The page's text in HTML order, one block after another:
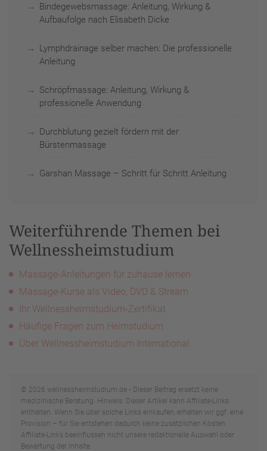
Bindegewebsmassage: Anleitung, Wirkung &
Aufbaufolge nach Elisabeth Dicke
Lymphdrainage selber machen: Die professionelle
Anleitung
Schröpfmassage: Anleitung, Wirkung &
professionelle Anwendung
Durchblutung gezielt fördern mit der
Bürstenmassage
Garshan Massage – Schritt für Schritt Anleitung
Weiterführende Themen bei
Wellnessheimstudium
Massage-Anleitungen für zuhause lernen
Massage-Kurse als Video, DVD & Stream
Ihr Wellnessheimstudium-Zertifikat
Häufige Fragen zum Heimstudium
Über Wellnessheimstudium International
© 2026 wellnessheimstudium.de • Dieser Beitrag ersetzt keine
medizinische Beratung. Hinweis: Dieser Artikel kann Affiliate-Links
enthalten. Wenn Sie über solche Links einkaufen, erhalten wir ggf. eine
Provision – für Sie entstehen dadurch keine zusätzlichen Kosten.
Affiliate-Links beeinflussen nicht unsere redaktionelle Auswahl oder
Bewertung der Inhalte.